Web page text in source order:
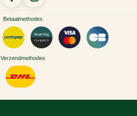
Betaalmethodes
Verzendmethodes